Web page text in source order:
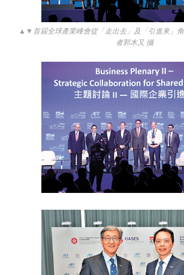
▲▼首屆全球產業峰會從「走出去」及「引進來」
者郭木又 攝